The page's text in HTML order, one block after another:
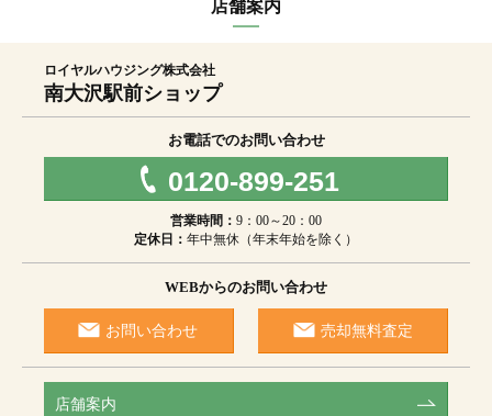
店舗案内
ロイヤルハウジング株式会社
南大沢駅前ショップ
お電話でのお問い合わせ
0120-899-251
営業時間： 9：00～20：00
定休日： 年中無休（年末年始を除く）
WEBからのお問い合わせ
お問い合わせ 売却無料査定
店舗案内